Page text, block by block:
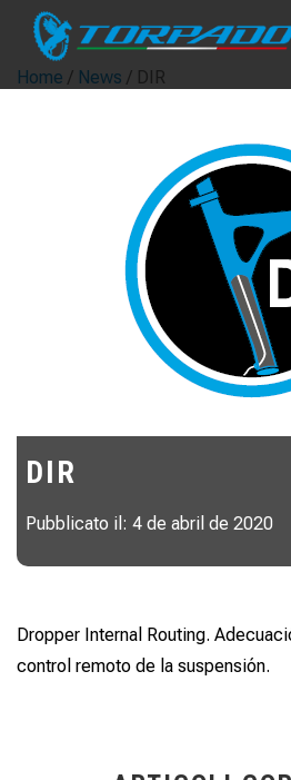
Home / News / DIR
DIR
Pubblicato il: 4 de abril de 2020
Dropper Internal Routing.
control remoto de la suspensión.